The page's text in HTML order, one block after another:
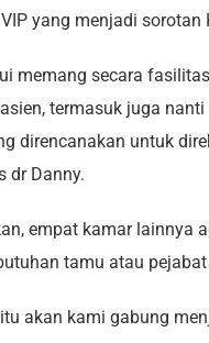
yang menjadi sorotan
memang secara
termasuk juga
direncanakan untuk
dr Danny.
empat kamar lainnya
tamu atau
akan kami gabung